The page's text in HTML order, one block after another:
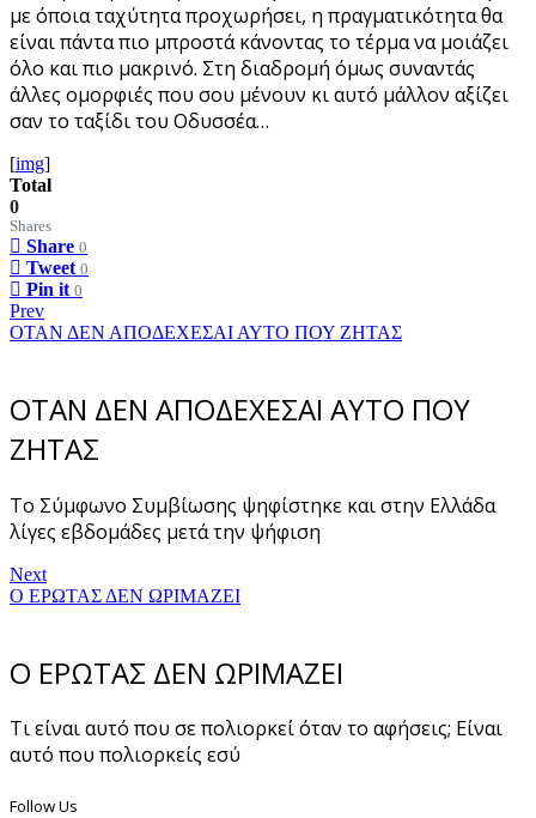
με όποια ταχύτητα προχωρήσει, η πραγματικότητα θα
είναι πάντα πιο μπροστά κάνοντας το τέρμα να μοιάζει
όλο και πιο μακρινό. Στη διαδρομή όμως συναντάς
άλλες ομορφιές που σου μένουν κι αυτό μάλλον αξίζει
σαν το ταξίδι του Οδυσσέα…
[img]
Total
0
Shares
Share 0
Tweet 0
Pin it 0
Prev
ΟΤΑΝ ΔΕΝ ΑΠΟΔΕΧΕΣΑΙ ΑΥΤΟ ΠΟΥ ΖΗΤΑΣ
ΟΤΑΝ ΔΕΝ ΑΠΟΔΕΧΕΣΑΙ ΑΥΤΟ ΠΟΥ
ΖΗΤΑΣ
Το Σύμφωνο Συμβίωσης ψηφίστηκε και στην Ελλάδα
λίγες εβδομάδες μετά την ψήφιση
Next
Ο ΕΡΩΤΑΣ ΔΕΝ ΩΡΙΜΑΖΕΙ
Ο ΕΡΩΤΑΣ ΔΕΝ ΩΡΙΜΑΖΕΙ
Τι είναι αυτό που σε πολιορκεί όταν το αφήσεις; Είναι
αυτό που πολιορκείς εσύ
Follow Us